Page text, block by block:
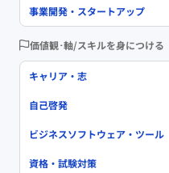
事業開発・スタートアップ
価値観･軸/スキルを身につける
キャリア・志
自己啓発
ビジネスソフトウェア・ツール
資格・試験対策